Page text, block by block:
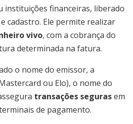
instituições financeiras, liberado
cadastro. Ele permite realizar
vivo, com a cobrança do
determinada na fatura.
o nome do emissor, a
ou Elo), o nome do
transações segurasem
de pagamento.